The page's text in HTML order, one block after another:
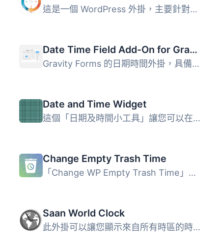
這是一個 WordPress 外掛，主要針對活動網站，您可以設定文章...
Date Time Field Add-On for Gravity Form
Gravity Forms 的日期時間外掛，具備自訂日期時間格式功能： ...
Date and Time Widget
這個「日期及時間小工具」讓您可以在側邊欄中加入一個小工具...
Change Empty Trash Time
「Change WP Empty Trash Time」是一個小巧的外掛，允許你選...
Saan World Clock
此外掛可以讓您顯示來自所有時區的時間和日期。設定頁面會生...